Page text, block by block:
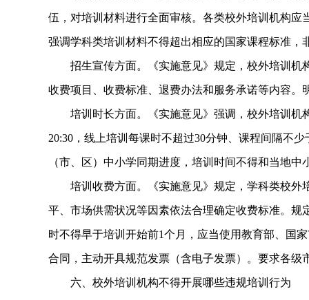
伍，对培训材料进行全面审核。各类校外培训机构
强调学科类培训材料不得超出相应的国家课程标准
招生宣传方面。《实施意见》规定，校外培训机
收费项目、收费标准、退费办法和服务承诺等内容
培训时长方面。《实施意见》强调，校外培训机
20:30，线上培训每课时不超过30分钟、课程间隔不
（市、区）中小学同期进度，培训时间不得和当地
培训收费方面。《实施意见》规定，学科类校外
平、市场供需状况等因素依法合理确定收费标准。规
时不得早于培训开始前1个月，应当使用教育部、国
合同，主动开具规范发票（含电子发票）。要求各
六、校外培训机构不得开展哪些违规培训行为